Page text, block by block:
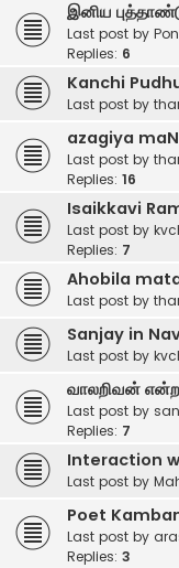
இனிய
Last post by
Replies: 6
Kanchi
Last post by
azagiya
Last post by
Replies: 16
Isaikkavi
Last post by
Replies: 7
Ahobila
Last post by
Sanjay in
Last post by
வாலறிவன்
Last post by
Replies: 7
Interaction
Last post by
Poet
Last post by
Replies: 3